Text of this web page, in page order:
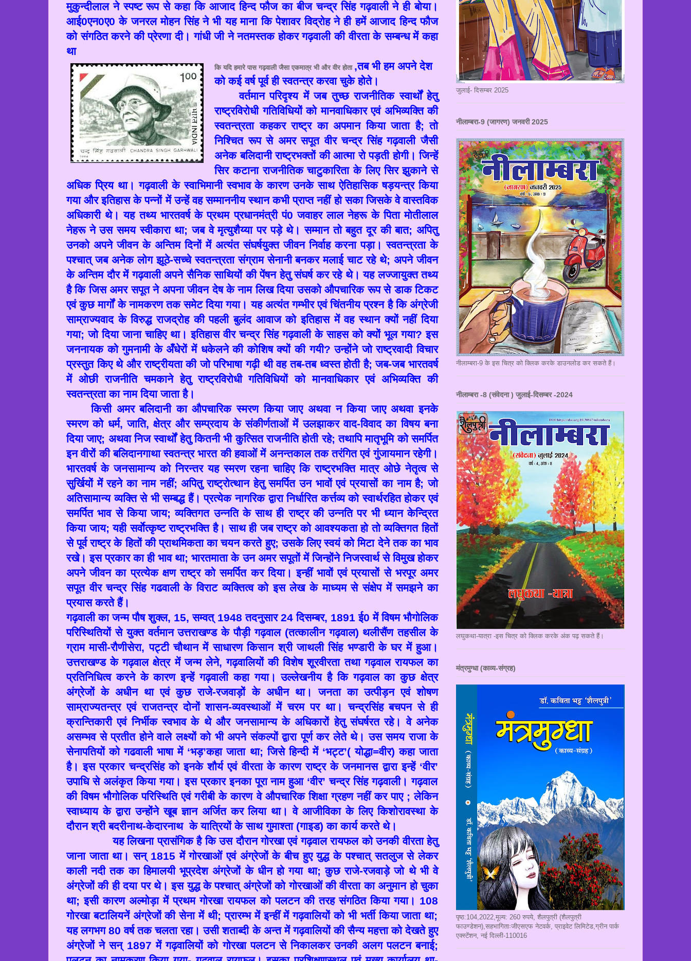
मुकुन्दीलाल ने स्पष्ट रूप से कहा कि आजाद हिन्द फौज का बीज चन्द्र सिंह गढ़वाली ने ही बोया।
आई0एन0ए0 के जनरल मोहन सिंह ने भी यह माना कि पेशावर विद्रोह ने ही हमें आजाद हिन्द फौज
को संगठित करने की प्रेरणा दी। गांधी जी ने नतमस्तक होकर गढ़वाली की वीरता के सम्बन्ध में कहा
था
कि यदि हमारे पास गढ़वाली जैसा एकमात्र भी और वीर होता ,तब भी हम अपने देश
को कई वर्ष पूर्व ही स्वतन्त्र करवा चुके होते।
वर्तमान परिदृश्य में जब तुच्छ राजनीतिक स्वार्थों हेतु
राष्ट्रविरोधी गतिविधियों को मानवाधिकार एवं अभिव्यक्ति की
स्वतन्त्रता कहकर राष्ट्र का अपमान किया जाता है;तो
निश्चित रूप से अमर सपूत वीर चन्द्र सिंह गढ़वाली जैसी
अनेक बलिदानी राष्ट्रभक्तों की आत्मा रो पड़ती होगी। जिन्हें
सिर कटाना राजनीतिक चाटुकारिता के लिए सिर झुकाने से
अधिक प्रिय था। गढ़वाली के स्वाभिमानी स्वभाव के कारण उनके साथ ऐतिहासिक षड़यन्त्र किया
गया और इतिहास के पन्नों में उन्हें वह सम्माननीय स्थान कभी प्राप्त नहीं हो सका जिसके वे वास्तविक
अधिकारी थे। यह तथ्य भारतवर्ष के प्रथम प्रधानमंत्री पं0 जवाहर लाल नेहरू के पिता मोतीलाल
नेहरू ने उस समय स्वीकारा था;जब वे मृत्युशैय्या पर पड़े थे। सम्मान तो बहुत दूर की बात;अपितु
उनको अपने जीवन के अन्तिम दिनों में अत्यंत संघर्षयुक्त जीवन निर्वाह करना पड़ा। स्वतन्त्रता के
पश्चात् जब अनेक लोग झूठे-सच्चे स्वतन्त्रता संग्राम सेनानी बनकर मलाई चाट रहे थे;अपने जीवन
के अन्तिम दौर में गढ़वाली अपने सैनिक साथियों की पेंषन हेतु संघर्ष कर रहे थे। यह लज्जायुक्त तथ्य
है कि जिस अमर सपूत ने अपना जीवन देष के नाम लिख दिया उसको औपचारिक रूप से डाक टिकट
एवं कुछ मार्गों के नामकरण तक समेट दिया गया। यह अत्यंत गम्भीर एवं चिंतनीय प्रश्न है कि अंग्रेजी
साम्राज्यवाद के विरुद्ध राजद्रोह की पहली बुलंद आवाज को इतिहास में वह स्थान क्यों नहीं दिया
गया;जो दिया जाना चाहिए था। इतिहास वीर चन्द्र सिंह गढ़वाली के साहस को क्यों भूल गया?इस
जननायक को गुमनामी के अँधेरों में धकेलने की कोशिष क्यों की गयी?उन्होंने जो राष्ट्रवादी विचार
प्रस्तुत किए थे और राष्ट्रीयता की जो परिभाषा गढ़ी थी वह तब-तब ध्वस्त होती है;जब-जब भारतवर्ष
में ओछी राजनीति चमकाने हेतु राष्ट्रविरोधी गतिविधियों को मानवाधिकार एवं अभिव्यक्ति की
स्वतन्त्रता का नाम दिया जाता है।
किसी अमर बलिदानी का औपचारिक स्मरण किया जाए अथवा न किया जाए अथवा इनके
स्मरण को धर्म,जाति,क्षेत्र और सम्प्रदाय के संकीर्णताओं में उलझाकर वाद-विवाद का विषय बना
दिया जाए; अथवा निज स्वार्थों हेतु कितनी भी कुत्सित राजनीति होती रहे;तथापि मातृभूमि को समर्पित
इन वीरों की बलिदानगाथा स्वतन्त्र भारत की हवाओं में अनन्तकाल तक तरंगित एवं गुंजायमान रहेगी।
भारतवर्ष के जनसामान्य को निरन्तर यह स्मरण रहना चाहिए कि राष्ट्रभक्ति मात्र ओछे नेतृत्व से
सुर्खियों में रहने का नाम नहीं;अपितु राष्ट्रोत्थान हेतु समर्पित उन भावों एवं प्रयासों का नाम है;जो
अतिसामान्य व्यक्ति से भी सम्बद्ध हैं। प्रत्येक नागरिक द्वारा निर्धारित कर्त्तव्य को स्वार्थरहित होकर एवं
समर्पित भाव से किया जाय;व्यक्तिगत उन्नति के साथ ही राष्ट्र की उन्नति पर भी ध्यान केन्द्रित
किया जाय;यही सर्वाेत्कृष्ट राष्ट्रभक्ति है। साथ ही जब राष्ट्र को आवश्यकता हो तो व्यक्तिगत हितों
से पूर्व राष्ट्र के हितों की प्राथमिकता का चयन करते हुए;उसके लिए स्वयं को मिटा देने तक का भाव
रखे। इस प्रकार का ही भाव था;भारतमाता के उन अमर सपूतों में जिन्होंने निजस्वार्थ से विमुख होकर
अपने जीवन का प्रत्येक क्षण राष्ट्र को समर्पित कर दिया। इन्हीं भावों एवं प्रयासों से भरपूर अमर
सपूत वीर चन्द्र सिंह गढवाली के विराट व्यक्तित्व को इस लेख के माध्यम से संक्षेप में समझने का
प्रयास करते हैं।
गढ़वाली का जन्म पौष शुक्ल, 15,सम्वत् 1948 तदनुसार24दिसम्बर, 1891 ई0 में विषम भौगोलिक
परिस्थितियों से युक्त वर्तमान उत्तराखण्ड के पौड़ी गढ़वाल (तत्कालीन गढ़वाल) थलीसैंण तहसील के
ग्राम मासी-रौणीसेरा,पट्टी चौथान में साधारण किसान श्री जाथली सिंह भण्डारी के घर में हुआ।
उत्तराखण्ड के गढ़वाल क्षेत्र में जन्म लेने,गढ़वालियों की विशेष शूरवीरता तथा गढ़वाल रायफल का
प्रतिनिधित्व करने के कारण इन्हें गढ़वाली कहा गया। उल्लेखनीय है कि गढ़वाल का कुछ क्षेत्र
अंग्रेजों के अधीन था एवं कुछ राजे-रजवाड़ों के अधीन था। जनता का उत्पीड़न एवं शोषण
साम्राज्यतन्त्र एवं राजतन्त्र दोनों शासन-व्यवस्थाओं में चरम पर था। चन्द्रसिंह बचपन से ही
क्रान्तिकारी एवं निर्भीक स्वभाव के थे और जनसामान्य के अधिकारों हेतु संघर्षरत रहे। वे अनेक
असम्भव से प्रतीत होने वाले लक्ष्यों को भी अपने संकल्पों द्वारा पूर्ण कर लेते थे। उस समय राजा के
सेनापतियों को गढवाली भाषा में ‘भड़’कहा जाता था;जिसे हिन्दी में ‘भट्ट’( योद्धा=वीर) कहा जाता
है। इस प्रकार चन्द्रसिंह को इनके शौर्य एवं वीरता के कारण राष्ट्र के जनमानस द्वारा इन्हें ‘वीर’
उपाधि से अलंकृत किया गया। इस प्रकार इनका पूरा नाम हुआ ‘वीर’ चन्द्र सिंह गढ़वाली। गढ़वाल
की विषम भौगोलिक परिस्थिति एवं गरीबी के कारण वे औपचारिक शिक्षा ग्रहण नहीं कर पाए ;लेकिन
स्वाध्याय के द्वारा उन्होंने खूब ज्ञान अर्जित कर लिया था। वे आजीविका के लिए किशोरावस्था के
दौरान श्री बदरीनाथ-केदारनाथ के यात्रियों के साथ गुमाश्ता (गाइड) का कार्य करते थे।
यह लिखना प्रासंगिक है कि उस दौरान गोरखा एवं गढ़वाल रायफल को उनकी वीरता हेतु
जाना जाता था। सन् 1815 में गोरखाओं एवं अंग्रेजों के बीच हुए युद्ध के पश्चात् सतलुज से लेकर
काली नदी तक का हिमालयी भूप्रदेश अंग्रेजों के धीन हो गया था;कुछ राजे-रजवाड़े जो थे भी वे
अंग्रेजों की ही दया पर थे। इस युद्ध के पश्चात् अंग्रेजों को गोरखाओं की वीरता का अनुमान हो चुका
था;इसी कारण अल्मोड़ा में प्रथम गोरखा रायफल को पलटन की तरह संगठित किया गया। 108
गोरखा बटालियनें अंग्रेजों की सेना में थी;प्रारम्भ में इन्हीं में गढ़वालियों को भी भर्ती किया जाता था;
यह लगभग80 वर्ष तक चलता रहा। उसी शताब्दी के अन्त में गढ़वालियों की सैन्य महत्ता को देखते हुए
अंग्रेजों ने सन् 1897 में गढ़वालियों को गोरखा पलटन से निकालकर उनकी अलग पलटन बनाई;
जुलाई- दिसम्बर 2025
नीलाम्बरा-9 (जागरण) जनवरी 2025
नीलाम्बरा-9 के इस चित्र को क्लिक करके डाउनलोड कर सकते हैं।
नीलाम्बरा -8 (संवेदना ) जुलाई-दिसम्बर -2024
लघुकथा-यात्रा -इस चित्र को क्लिक करके अंक पढ़ सकते हैं।
मंत्रमुग्धा (काव्य-संग्रह)
पृष्ठ:104,2022,मूल्य: 260 रुपये, शैलपुत्री (शैलपुत्री
फाउण्डेशन),सहभागिताःजीएसएफ नेटवर्क, प्राइवेट लिमिटेड,ग्रीन पार्क
एक्स्टेंशन, नई दिल्ली-110016